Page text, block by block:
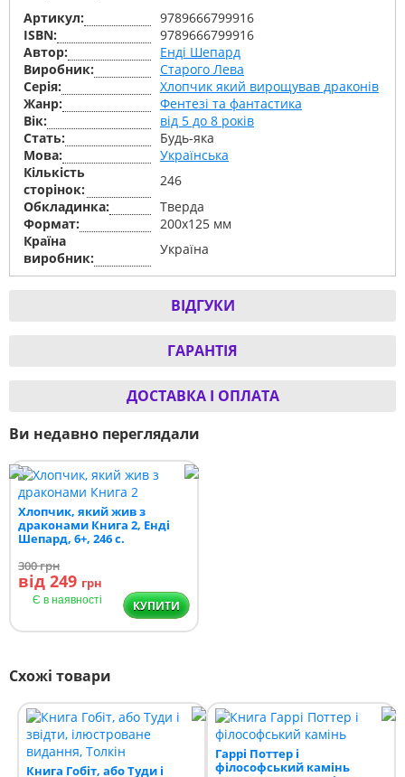
Артикул:
9789666799916
ISBN:
9789666799916
Автор:
Енді Шепард
Виробник:
Старого Лева
Серiя:
Хлопчик який вирощував драконів
Жанр:
Фентезі та фантастика
Вік:
від 5 до 8 років
Стать:
Будь-яка
Мова:
Українська
Кількість
сторінок:
246
Обкладинка:
Тверда
Формат:
200х125 мм
Країна
виробник:
Україна
ВІДГУКИ
ГАРАНТІЯ
ДОСТАВКА І ОПЛАТА
Ви недавно переглядали
Хлопчик, який жив з
драконами Книга 2, Енді
Шепард, 6+, 246 с.
300грн
від 249 грн
Є в наявності КУПИТИ
Схожі товари
Книга Гобіт, або Туди і
Гаррі Поттер і
філософський камінь